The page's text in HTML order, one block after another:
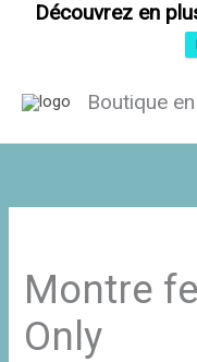
Découvrez en
Boutique
Montre
Only